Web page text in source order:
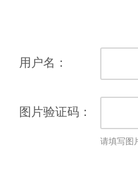
用户名：
图片验证码：
请填写图